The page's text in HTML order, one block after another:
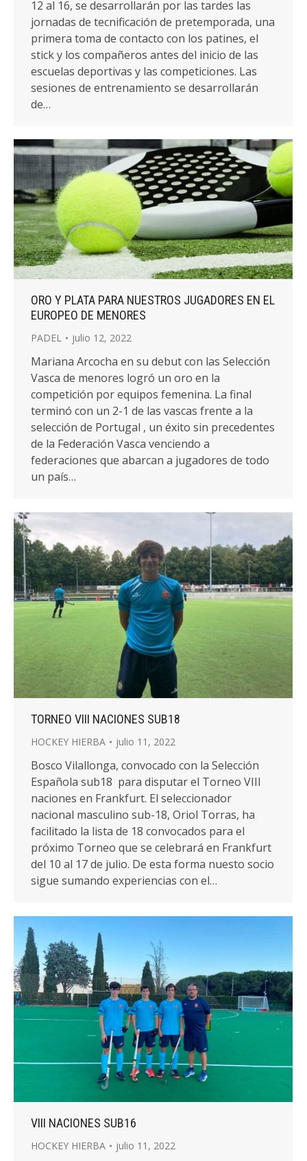
12 al 16, se desarrollarán por las tardes las
jornadas de tecnificación de pretemporada, una
primera toma de contacto con los patines, el
stick y los compañeros antes del inicio de las
escuelas deportivas y las competiciones. Las
sesiones de entrenamiento se desarrollarán
de…
ORO Y PLATA PARA NUESTROS JUGADORES EN EL
EUROPEO DE MENORES
PADEL julio 12, 2022
Mariana Arcocha en su debut con las Selección
Vasca de menores logró un oro en la
competición por equipos femenina. La final
terminó con un 2-1 de las vascas frente a la
selección de Portugal , un éxito sin precedentes
de la Federación Vasca venciendo a
federaciones que abarcan a jugadores de todo
un país…
TORNEO VIII NACIONES SUB18
HOCKEY HIERBA julio 11, 2022
Bosco Vilallonga, convocado con la Selección
Española sub18 para disputar el Torneo VIII
naciones en Frankfurt. El seleccionador
nacional masculino sub-18, Oriol Torras, ha
facilitado la lista de 18 convocados para el
próximo Torneo que se celebrará en Frankfurt
del 10 al 17 de julio. De esta forma nuesto socio
sigue sumando experiencias con el…
VIII NACIONES SUB16
HOCKEY HIERBA julio 11, 2022